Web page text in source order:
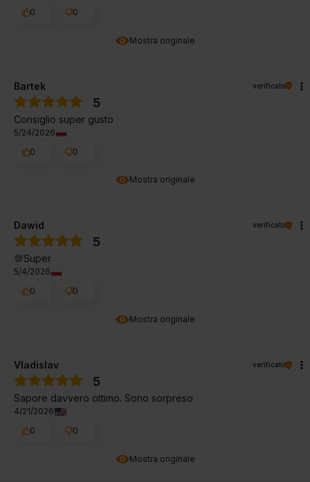
Mostra originale
0
0
Mostra originale
Bartek verificato
5
Consiglio super gusto
5/24/2026
0
0
Mostra originale
Dawid verificato
5
💯Super
5/4/2026
0
0
Mostra originale
Vladislav verificato
5
Sapore davvero ottimo. Sono sorpreso
4/21/2026
0
0